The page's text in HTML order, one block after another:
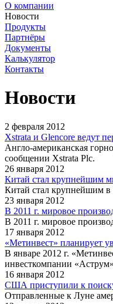
О компании
Новости
Продукты
Партнёры
Документы
Калькулятор
Контакты
Новости
2 февраля 2012
Xstrata и Glencore ведут
Англо-американская
сообщении Xstrata Plc.
26 января 2012
Китай стал крупнейшим
Китай стал крупнейшим в
23 января 2012
В 2011 г. мировое
В 2011 г. мировое
17 января 2012
«Метинвест» планирует
В январе 2012 г.
инвесткомпании
16 января 2012
США приступили к
Отправленные к Луне